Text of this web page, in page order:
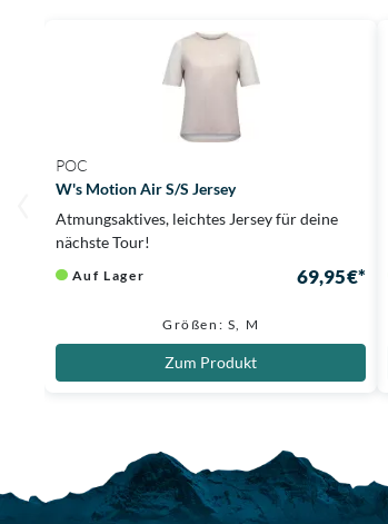
POC
W's Motion Air S/S Jersey
Atmungsaktives, leichtes Jersey für deine
nächste Tour!
Auf Lager 69,95 €*
Größen: S, M
Zum Produkt